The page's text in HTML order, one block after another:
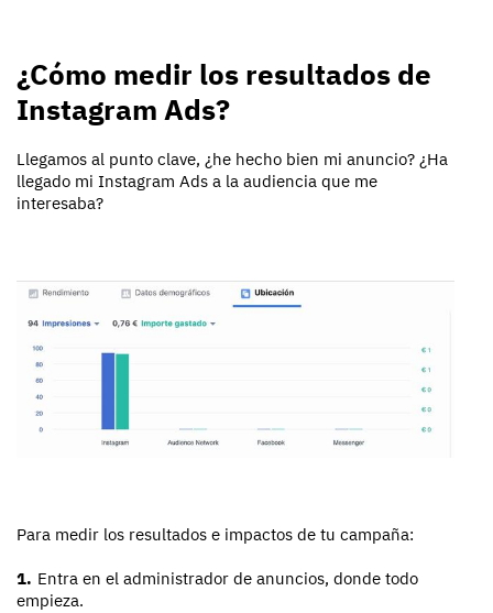
¿Cómo medir los resultados de
Instagram Ads?
Llegamos al punto clave, ¿he hecho bien mi anuncio? ¿Ha
llegado mi Instagram Ads a la audiencia que me
interesaba?
Para medir los resultados e impactos de tu campaña:
Entra en el administrador de anuncios, donde todo
empieza.